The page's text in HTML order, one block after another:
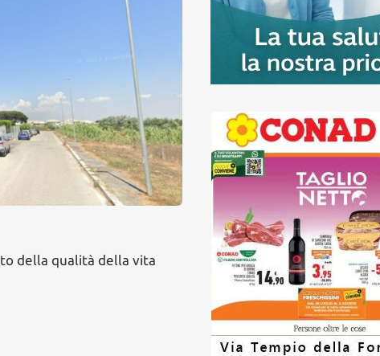
della qualità della vita